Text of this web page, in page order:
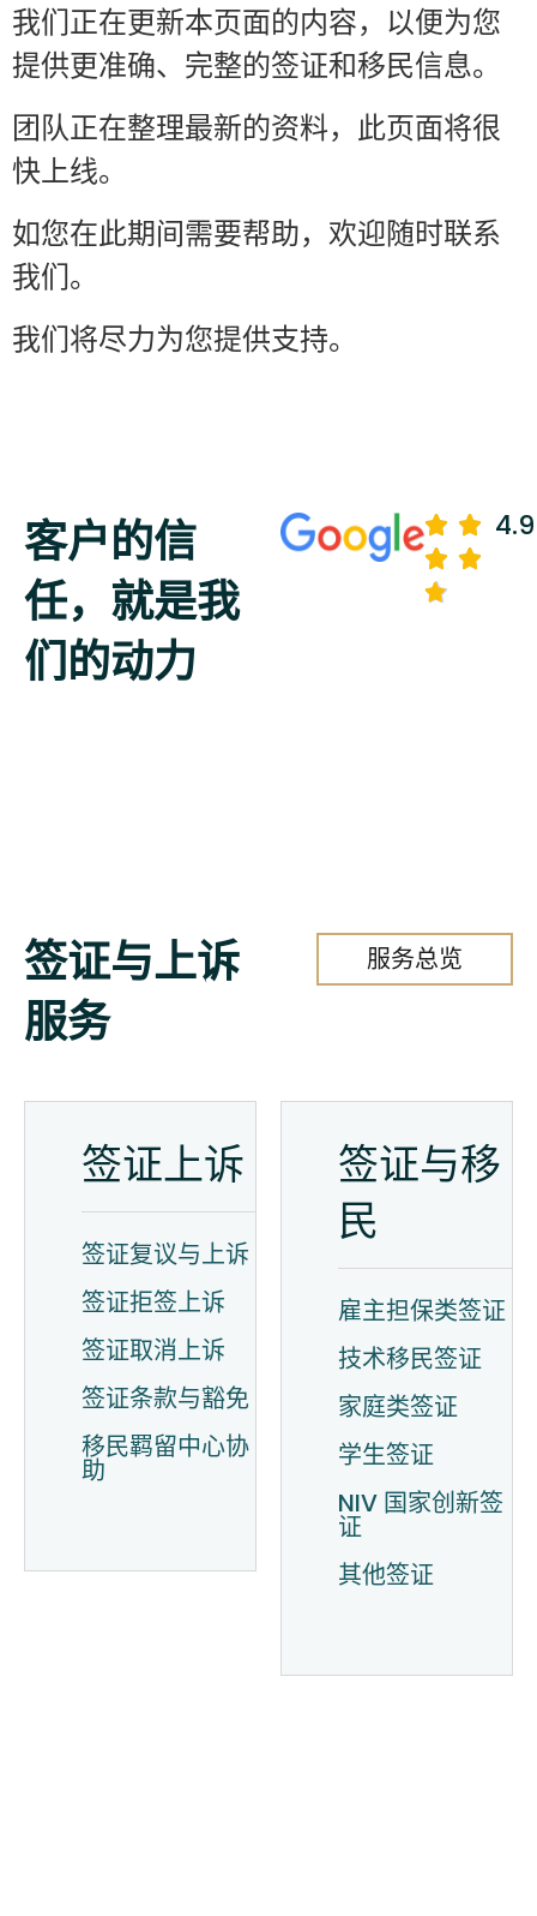
我们正在更新本页面的内容，以便为您
提供更准确、完整的签证和移民信息。
团队正在整理最新的资料，此页面将很
快上线。
如您在此期间需要帮助，欢迎随时联系
我们。
我们将尽力为您提供支持。
客户的信
任，就是我
们的动力
4.9
签证与上诉
服务
服务总览
签证上诉
签证复议与上诉
签证拒签上诉
签证取消上诉
签证条款与豁免
移民羁留中心协
助
签证与移
民
雇主担保类签证
技术移民签证
家庭类签证
学生签证
NIV 国家创新签
证
其他签证